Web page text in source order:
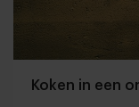
Koken in een